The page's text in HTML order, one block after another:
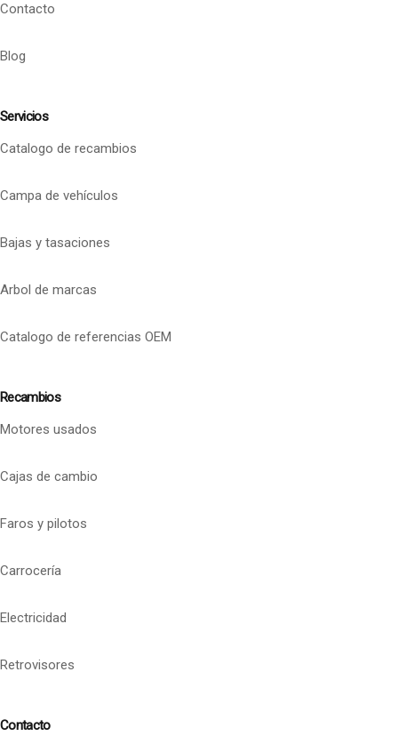
Contacto
Blog
Servicios
Catalogo de recambios
Campa de vehículos
Bajas y tasaciones
Arbol de marcas
Catalogo de referencias OEM
Recambios
Motores usados
Cajas de cambio
Faros y pilotos
Carrocería
Electricidad
Retrovisores
Contacto